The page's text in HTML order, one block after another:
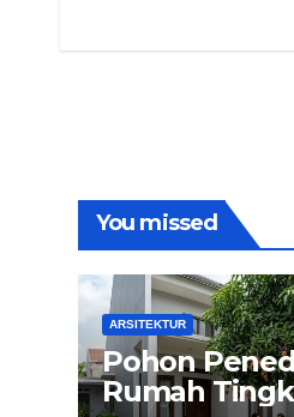
You missed
ARSITEKTUR
Pohon
Rumah